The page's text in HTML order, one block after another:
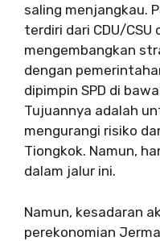
saling menjangkau.
terdiri dari CDU/CSU
mengembangkan
dengan
dipimpin SPD di
Tujuannya adalah
mengurangi risiko
Tiongkok. Namun,
dalam jalur ini.
Namun, kesadaran
perekonomian